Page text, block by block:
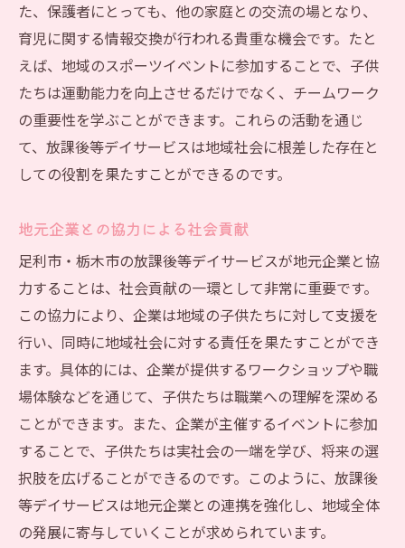
た、保護者にとっても、他の家庭との交流の場となり、
育児に関する情報交換が行われる貴重な機会です。たと
えば、地域のスポーツイベントに参加することで、子供
たちは運動能力を向上させるだけでなく、チームワーク
の重要性を学ぶことができます。これらの活動を通じ
て、放課後等デイサービスは地域社会に根差した存在と
しての役割を果たすことができるのです。
地元企業との協力による社会貢献
足利市・栃木市の放課後等デイサービスが地元企業と協
力することは、社会貢献の一環として非常に重要です。
この協力により、企業は地域の子供たちに対して支援を
行い、同時に地域社会に対する責任を果たすことができ
ます。具体的には、企業が提供するワークショップや職
場体験などを通じて、子供たちは職業への理解を深める
ことができます。また、企業が主催するイベントに参加
することで、子供たちは実社会の一端を学び、将来の選
択肢を広げることができるのです。このように、放課後
等デイサービスは地元企業との連携を強化し、地域全体
の発展に寄与していくことが求められています。